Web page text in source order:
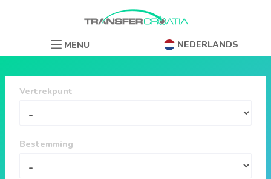
NEDERLANDS
MENU
Vertrekpunt
Bestemming